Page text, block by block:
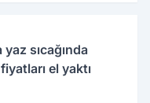
yaz sıcağında
el yaktı